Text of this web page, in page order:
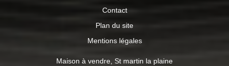
Contact
Plan du site
Mentions légales
Maison à vendre, St martin la plaine